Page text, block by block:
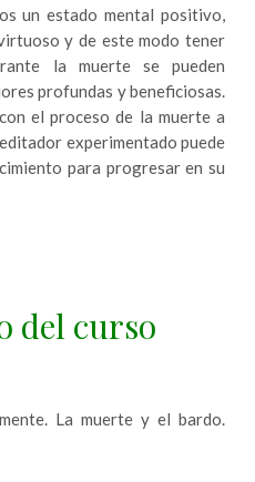
un estado mental positivo,
y de este modo tener
la muerte se pueden
profundas y beneficiosas.
el proceso de la muerte a
experimentado puede
para progresar en su
del curso
La muerte y el bardo.